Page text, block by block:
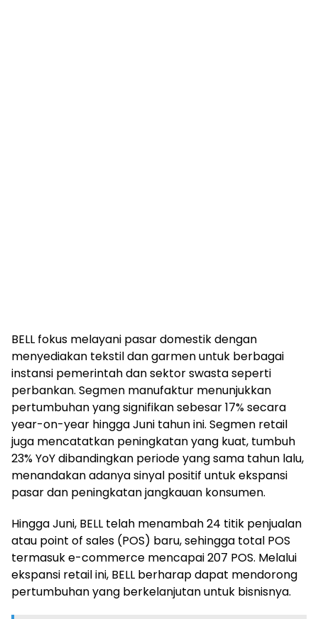
BELL fokus melayani pasar domestik dengan
menyediakan tekstil dan garmen untuk berbagai
instansi pemerintah dan sektor swasta seperti
perbankan. Segmen manufaktur menunjukkan
pertumbuhan yang signifikan sebesar 17% secara
year-on-year hingga Juni tahun ini. Segmen retail
juga mencatatkan peningkatan yang kuat, tumbuh
23% YoY dibandingkan periode yang sama tahun lalu,
menandakan adanya sinyal positif untuk ekspansi
pasar dan peningkatan jangkauan konsumen.
Hingga Juni, BELL telah menambah 24 titik penjualan
atau point of sales (POS) baru, sehingga total POS
termasuk e-commerce mencapai 207 POS. Melalui
ekspansi retail ini, BELL berharap dapat mendorong
pertumbuhan yang berkelanjutan untuk bisnisnya.